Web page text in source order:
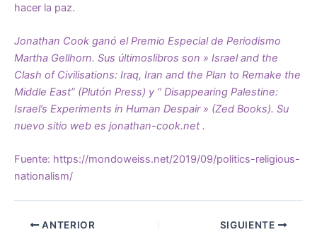
hacer la paz.
Jonathan Cook ganó el Premio Especial de Periodismo
Martha Gellhorn. Sus últimoslibros son » Israel and the
Clash of Civilisations: Iraq, Iran and the Plan to Remake the
Middle East” (Plutón Press) y “ Disappearing Palestine:
Israel’s Experiments in Human Despair » (Zed Books). Su
nuevo sitio web es jonathan-cook.net.
Fuente: https://mondoweiss.net/2019/09/politics-religious-
nationalism/
ANTERIOR SIGUIENTE